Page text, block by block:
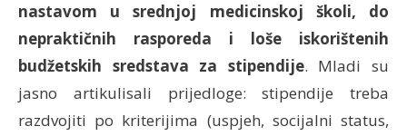
nastavom u srednjoj medicinskoj školi, do
nepraktičnih rasporeda i loše iskorištenih
budžetskih sredstava za stipendije. Mladi su
jasno artikulisali prijedloge: stipendije treba
razdvojiti po kriterijima (uspjeh, socijalni status,